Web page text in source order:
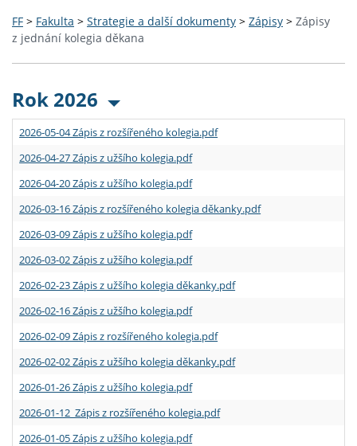
FF > Fakulta > Strategie a další dokumenty > Zápisy > Zápisy
z jednání kolegia děkana
Rok 2026
2026-05-04 Zápis z rozšířeného kolegia.pdf
2026-04-27 Zápis z užšího kolegia.pdf
2026-04-20 Zápis z užšího kolegia.pdf
2026-03-16 Zápis z rozšířeného kolegia děkanky.pdf
2026-03-09 Zápis z užšího kolegia.pdf
2026-03-02 Zápis z užšího kolegia.pdf
2026-02-23 Zápis z užšího kolegia děkanky.pdf
2026-02-16 Zápis z užšího kolegia.pdf
2026-02-09 Zápis z rozšířeného kolegia.pdf
2026-02-02 Zápis z užšího kolegia děkanky.pdf
2026-01-26 Zápis z užšího kolegia.pdf
2026-01-12 Zápis z rozšířeného kolegia.pdf
2026-01-05 Zápis z užšího kolegia.pdf